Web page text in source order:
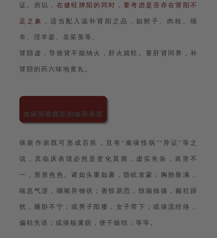
证。所以， 在健旺脾阳的同时，要考虑是否存在肾阳不
足之象 ，适当配入温补肾阳之品，如附子、肉桂、细
辛、淫羊藿、吴茱萸等。
肾阴虚，导致肾不能纳火，肝火就旺。要肝肾同养，补
肾阴的药六味地黄丸。
由痰所致病症的临床表现
痰瘀作祟既可形成百疾，且有“顽痰怪病”“异证”等之
说，其临床表现必然是变化莫测，虚实夹杂，表里不
一，形形色色。诸如头重如裹，昏眩发蒙；胸胁胀满，
喘息气逆，咽喉异物状；善惊易恐，惊痫抽搐，癫狂躁
扰，睡卧不宁；或男子阳痿，女子带下；或痰流经络，
偏枯失语；或痰核瘰疬，便干燥结；等等。